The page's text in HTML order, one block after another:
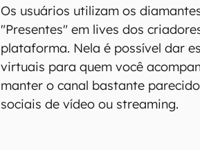
Os usuários utilizam os
"Presentes" em lives dos
plataforma. Nela é possível dar
virtuais para quem você
manter o canal bastante
sociais de vídeo ou streaming.